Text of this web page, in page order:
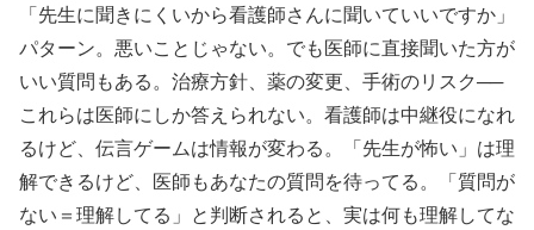
「先生に聞きにくいから看護師さんに聞いていいですか」
パターン。悪いことじゃない。でも医師に直接聞いた方が
いい質問もある。治療方針、薬の変更、手術のリスク──
これらは医師にしか答えられない。看護師は中継役になれ
るけど、伝言ゲームは情報が変わる。「先生が怖い」は理
解できるけど、医師もあなたの質問を待ってる。「質問が
ない＝理解してる」と判断されると、実は何も理解してな